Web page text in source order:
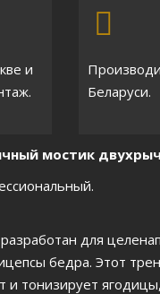
и
Беларуси.
мостик
для
бедра. Этот
и тонизирует